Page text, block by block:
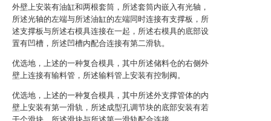
外壁上安装有油缸和两根套筒，所述套筒内嵌入有光轴，
所述光轴的左端与所述油缸的左端同时连接有支撑板，所
述支撑板与所述右模具连接在一起，所述右模具的底部设
置有凹槽，所述凹槽内配合连接有第二滑轨。
优选地，上述的一种复合模具，其中所述储料仓的右侧外
壁上连接有输料管，所述输料管上安装有控制阀。
优选地，上述的一种复合模具，其中所述外支撑管体的内
壁上安装有第一滑轨，所述成型孔调节块的底部安装有若